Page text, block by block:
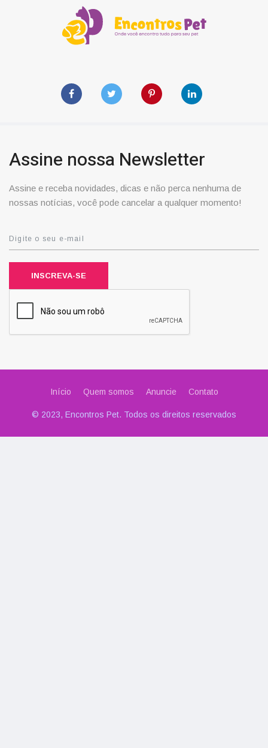
Assine nossa Newsletter
Assine e receba novidades, dicas e não perca nenhuma de
nossas notícias, você pode cancelar a qualquer momento!
INSCREVA-SE
Início Quem somos Anuncie Contato
© 2023, Encontros Pet. Todos os direitos reservados